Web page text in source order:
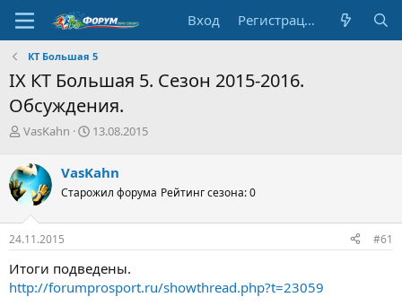
Вход Регистрация
КТ Большая 5
IX КТ Большая 5. Сезон 2015-2016.
Обсуждения.
А
т
о
р
е
м
VasKahn
Д
а
н
ч
а
13.08.2015
VasKahn
Старожил форума Рейтинг сезона: 0
24.11.2015 #61
Итоги подведены.
http://forumprosport.ru/showthread.php?t=23059